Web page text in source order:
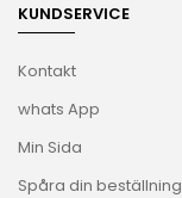
KUNDSERVICE
Kontakt
whats App
Min Sida
Spåra din beställning